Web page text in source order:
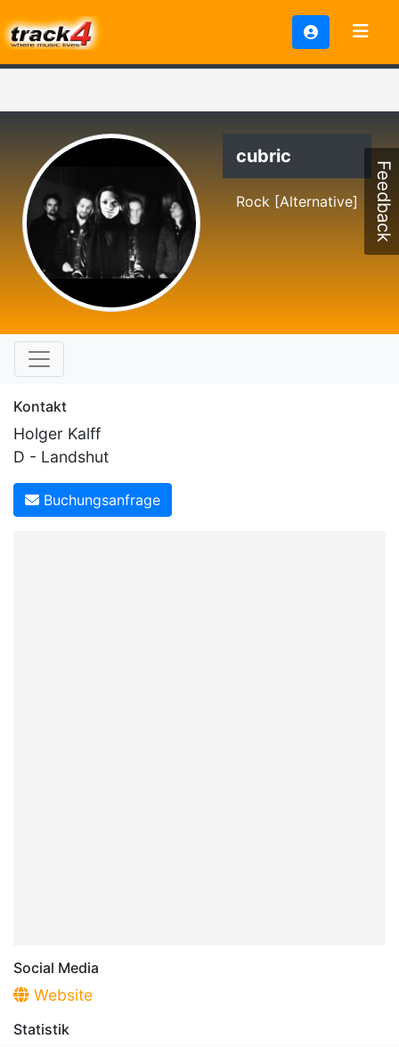
cubric
Rock [Alternative]
Kontakt
Holger Kalff
D - Landshut
Buchungsanfrage
Social Media
Website
Statistik
Feedback